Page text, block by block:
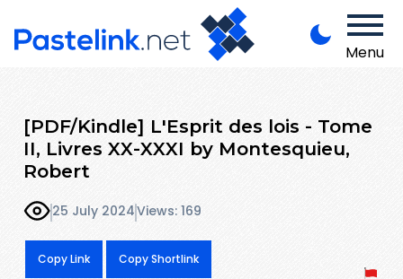
Menu
[PDF/Kindle] L'Esprit des lois - Tome
II, Livres XX-XXXI by Montesquieu,
Robert
25 July 2024Views: 169
Copy Link Copy Shortlink